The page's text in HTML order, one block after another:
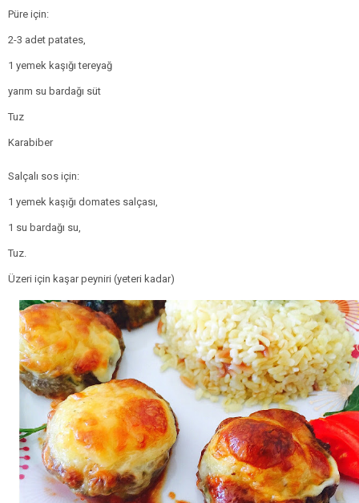
Püre için:
2-3 adet patates,
1 yemek kaşığı tereyağ
yarım su bardağı süt
Tuz
Karabiber
Salçalı sos için:
1 yemek kaşığı domates salçası,
1 su bardağı su,
Tuz.
Üzeri için kaşar peyniri (yeteri kadar)